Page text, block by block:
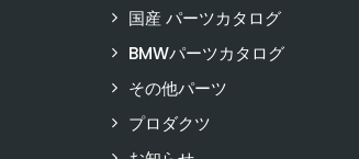
国産 パーツカタログ
BMWパーツカタログ
その他パーツ
プロダクツ